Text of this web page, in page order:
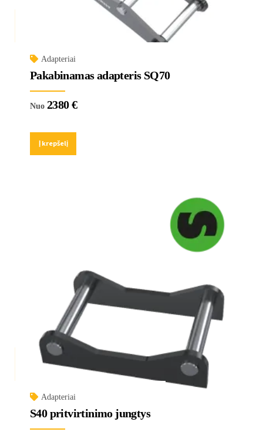
Adapteriai
Pakabinamas adapteris SQ70
Nuo 2380€
Į krepšelį
Adapteriai
S40 pritvirtinimo jungtys